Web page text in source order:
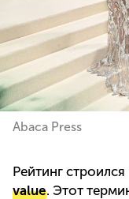
Abaca Press
Рейтинг
value. Этот